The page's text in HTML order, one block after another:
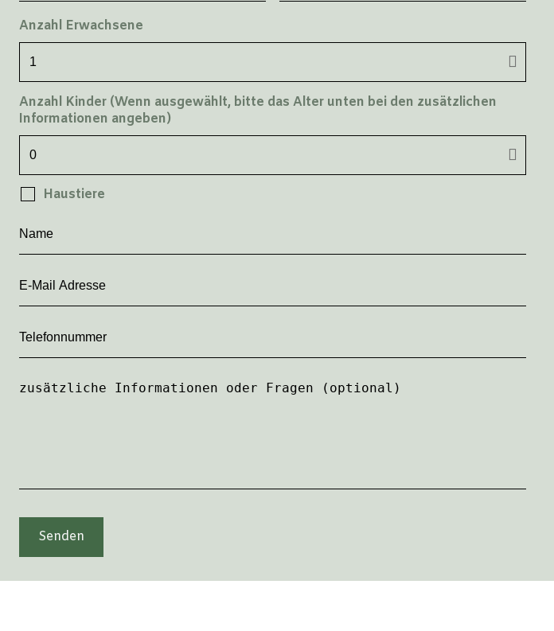
Anzahl Erwachsene
Anzahl Kinder (Wenn ausgewählt, bitte das Alter unten bei den zusätzlichen
Informationen angeben)
Haustiere